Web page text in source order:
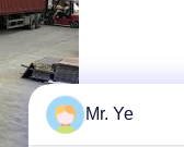
Mr. Ye